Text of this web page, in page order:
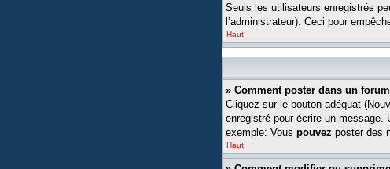
Seuls les utilisateurs enregistrés
l’administrateur). Ceci pour
Haut
» Comment poster dans un
Cliquez sur le bouton adéquat
enregistré pour écrire un
exemple: Vous pouvez poster des
Haut